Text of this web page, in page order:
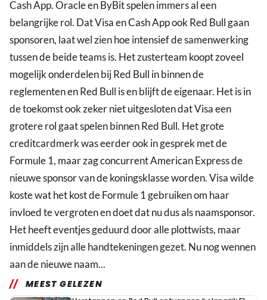
Cash App. Oracle en ByBit spelen immers al een
belangrijke rol. Dat Visa en Cash App ook Red Bull gaan
sponsoren, laat wel zien hoe intensief de samenwerking
tussen de beide teams is. Het zusterteam koopt zoveel
mogelijk onderdelen bij Red Bull in binnen de
reglementen en Red Bull is en blijft de eigenaar. Het is in
de toekomst ook zeker niet uitgesloten dat Visa een
grotere rol gaat spelen binnen Red Bull. Het grote
creditcardmerk was eerder ook in gesprek met de
Formule 1, maar zag concurrent American Express de
nieuwe sponsor van de koningsklasse worden. Visa wilde
koste wat het kost de Formule 1 gebruiken om haar
invloed te vergroten en doet dat nu dus als naamsponsor.
Het heeft eventjes geduurd door alle plottwists, maar
inmiddels zijn alle handtekeningen gezet. Nu nog wennen
aan de nieuwe naam...
MEEST GELEZEN